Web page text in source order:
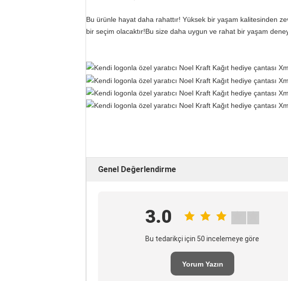
Bu ürünle hayat daha rahattır! Yüksek bir yaşam kalitesinden
bir seçim olacaktır!Bu size daha uygun ve rahat bir yaşam
Genel Değerlendirme
3.0
Bu tedarikçi için 50 incelemeye göre
Yorum Yazın